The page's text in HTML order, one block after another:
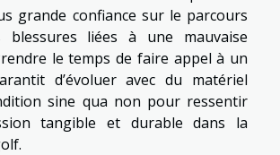
grande confiance sur le parcours
liées à une mauvaise
le temps de faire appel à un
d’évoluer avec du matériel
sine qua non pour ressentir
tangible et durable dans la